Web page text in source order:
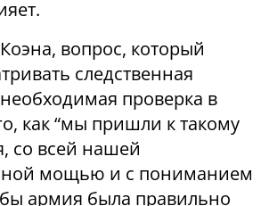
вопрос, который
следственная
проверка в
как “мы пришли к такому
со всей нашей
мощью и с пониманием
бы армия была правильно